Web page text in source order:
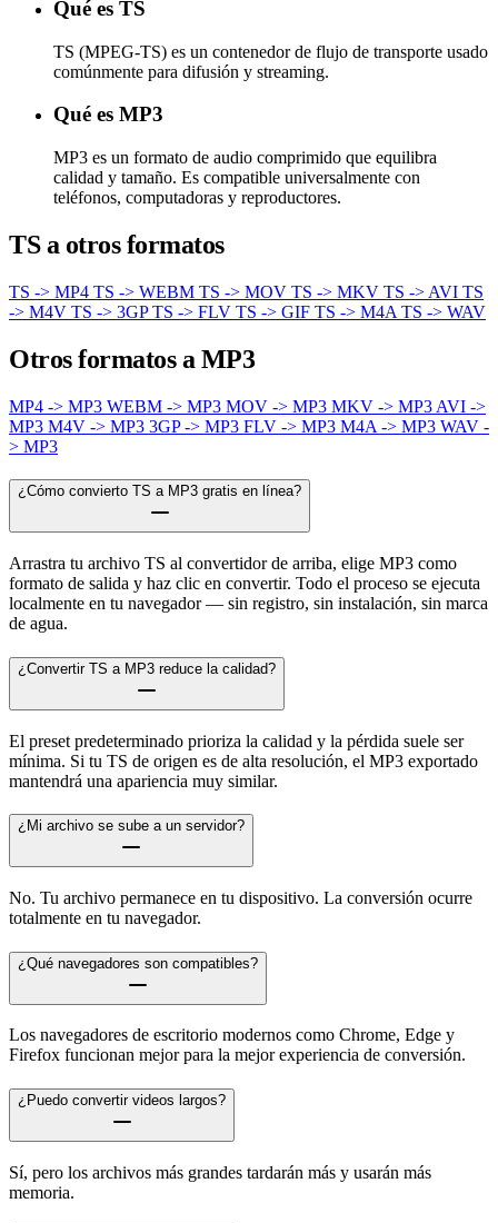
Qué es TS
TS (MPEG-TS) es un contenedor de flujo de transporte usado
comúnmente para difusión y streaming.
Qué es MP3
MP3 es un formato de audio comprimido que equilibra
calidad y tamaño. Es compatible universalmente con
teléfonos, computadoras y reproductores.
TS a otros formatos
TS -> MP4 TS -> WEBM TS -> MOV TS -> MKV TS -> AVI TS
-> M4V TS -> 3GPTS -> FLV TS -> GIF TS -> M4A TS -> WAV
Otros formatos a MP3
MP4 -> MP3 WEBM -> MP3 MOV -> MP3 MKV -> MP3 AVI ->
MP3 M4V -> MP3 3GP -> MP3 FLV -> MP3 M4A -> MP3 WAV -
> MP3
¿Cómo convierto TS a MP3 gratis en línea?
Arrastra tu archivo TS al convertidor de arriba, elige MP3 como
formato de salida y haz clic en convertir. Todo el proceso se ejecuta
localmente en tu navegador — sin registro, sin instalación, sin marca
de agua.
¿Convertir TS a MP3 reduce la calidad?
El preset predeterminado prioriza la calidad y la pérdida suele ser
mínima. Si tu TS de origen es de alta resolución, el MP3 exportado
mantendrá una apariencia muy similar.
¿Mi archivo se sube a un servidor?
No. Tu archivo permanece en tu dispositivo. La conversión ocurre
totalmente en tu navegador.
¿Qué navegadores son compatibles?
Los navegadores de escritorio modernos como Chrome, Edge y
Firefox funcionan mejor para la mejor experiencia de conversión.
¿Puedo convertir videos largos?
Sí, pero los archivos más grandes tardarán más y usarán más
memoria.